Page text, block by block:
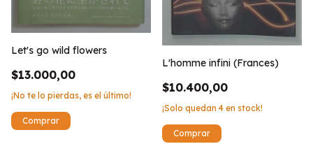
Let's go wild flowers
$13.000,00
¡No te lo pierdas, es el último!
L'homme infini (Frances)
$10.400,00
¡Solo quedan 4 en stock!